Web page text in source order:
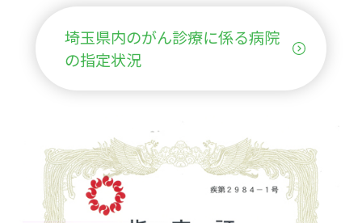
埼玉県内のがん診療に係る病院
の指定状況